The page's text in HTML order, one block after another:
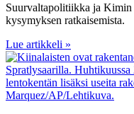
Suurvaltapolitiikka ja
kysymyksen ratkaisemista.
Lue artikkeli »